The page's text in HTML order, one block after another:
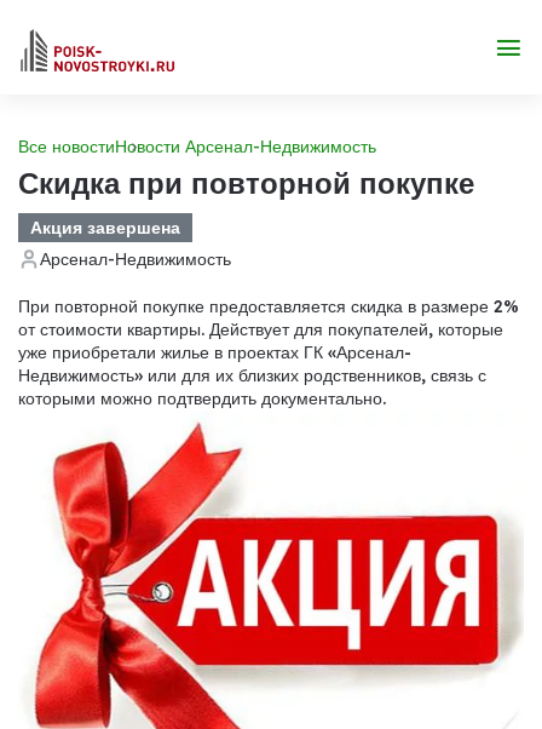
Все новостиНовости Арсенал-Недвижимость
Скидка при повторной покупке
Акция завершена
Арсенал-Недвижимость
При повторной покупке предоставляется скидка в размере 2%
от стоимости квартиры. Действует для покупателей, которые
уже приобретали жилье в проектах ГК «Арсенал-
Недвижимость» или для их близких родственников, связь с
которыми можно подтвердить документально.